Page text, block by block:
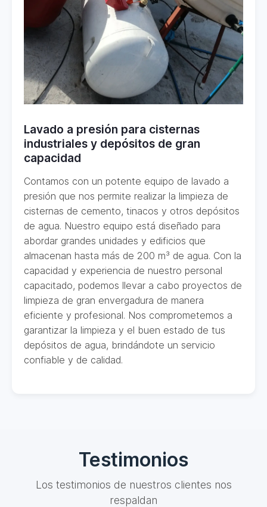
Lavado a presión para cisternas
industriales y depósitos de gran
capacidad
Contamos con un potente equipo de lavado a
presión que nos permite realizar la limpieza de
cisternas de cemento, tinacos y otros depósitos
de agua. Nuestro equipo está diseñado para
abordar grandes unidades y edificios que
almacenan hasta más de 200 m³ de agua. Con la
capacidad y experiencia de nuestro personal
capacitado, podemos llevar a cabo proyectos de
limpieza de gran envergadura de manera
eficiente y profesional. Nos comprometemos a
garantizar la limpieza y el buen estado de tus
depósitos de agua, brindándote un servicio
confiable y de calidad.
Testimonios
Los testimonios de nuestros clientes nos
respaldan